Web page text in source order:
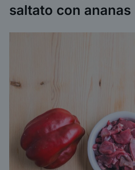
saltato con ananas